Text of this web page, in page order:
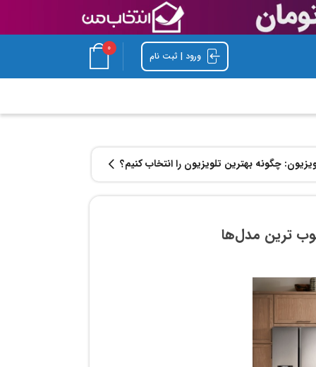
ورود | ثبت نام
0
چگونه بهترین تلویزیون را انتخاب کنیم؟
‌ترین مدل‌‌ها